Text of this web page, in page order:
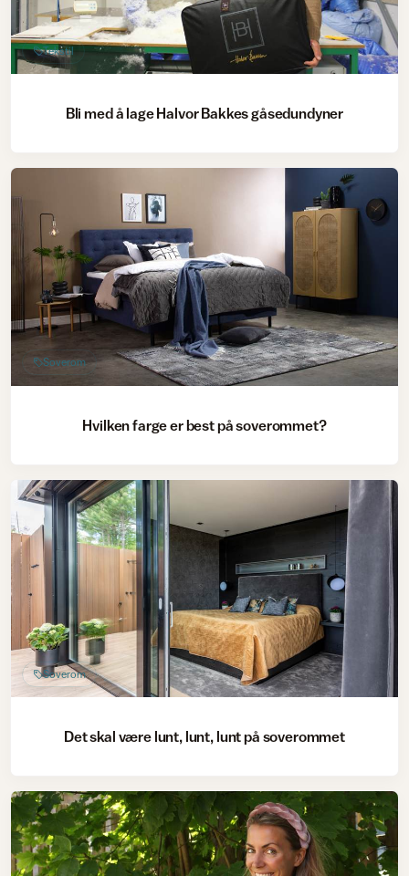
Tekstil
Bli med å lage Halvor Bakkes gåsedundyner
Soverom
Hvilken farge er best på soverommet?
Soverom
Det skal være lunt, lunt, lunt på soverommet